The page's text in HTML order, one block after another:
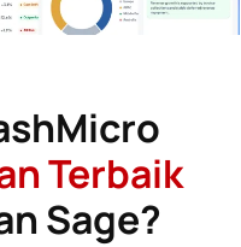
Terbaik
Sage?